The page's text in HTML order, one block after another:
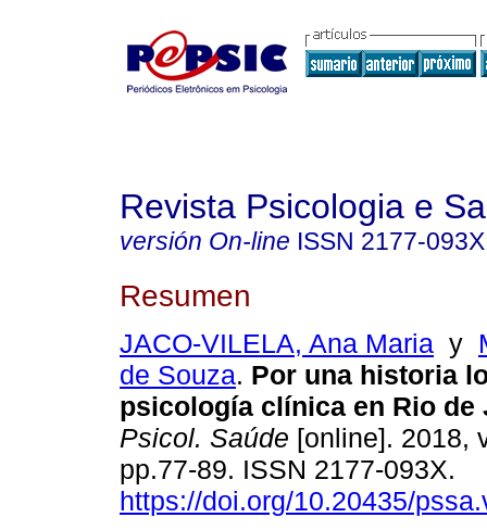
Revista Psicologia e
versión On-line ISSN 2177-093X
Resumen
JACO-VILELA, Ana Maria y
de Souza. Por una historia
psicología clínica en Rio de
Psicol. Saúde [online]. 2018,
pp.77-89. ISSN 2177-093X.
https://doi.org/10.20435/